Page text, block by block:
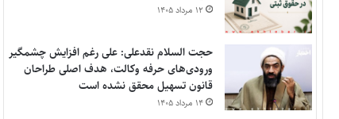
۱۲ مرداد ۱۴۰۵
حجت السلام نقدعلی: علی رغم افزایش چشمگیر
ورودی‌های حرفه وکالت، هدف اصلی طراحان
قانون تسهیل محقق نشده است
۱۴ مرداد ۱۴۰۵